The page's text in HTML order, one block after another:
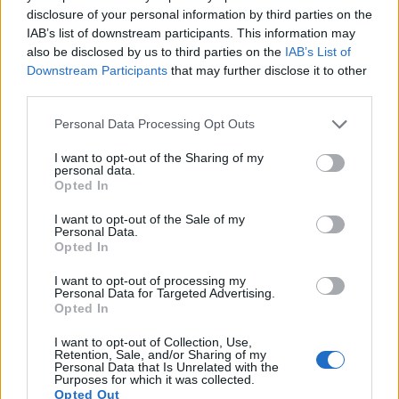
disclosure of your personal information by third parties on the
IAB’s list of downstream participants. This information may
also be disclosed by us to third parties on the IAB’s List of
Downstream Participants that may further disclose it to other
Personal Data Processing Opt Outs
I want to opt-out of the Sharing of my
personal data.
Opted In
I want to opt-out of the Sale of my
Personal Data.
Opted In
I want to opt-out of processing my
Personal Data for Targeted Advertising.
Opted In
I want to opt-out of Collection, Use,
Retention, Sale, and/or Sharing of my
Personal Data that Is Unrelated with the
Purposes for which it was collected.
Opted Out
Sécurité Automobile
Vitesse folle à Marseille : Une Mercedes
flashée à 221 km/h
Auto Pour Vous 5 août 2026